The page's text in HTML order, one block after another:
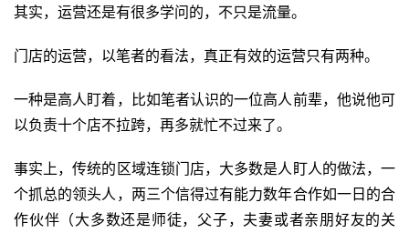
其实，运营还是有很多学问的，不只是流量。
门店的运营，以笔者的看法，真正有效的运营只有两种。
一种是高人盯着，比如笔者认识的一位高人前辈，他说他可
以负责十个店不拉跨，再多就忙不过来了。
事实上，传统的区域连锁门店，大多数是人盯人的做法，一
个抓总的领头人，两三个信得过有能力数年合作如一日的合
作伙伴（大多数还是师徒，父子，夫妻或者亲朋好友的关